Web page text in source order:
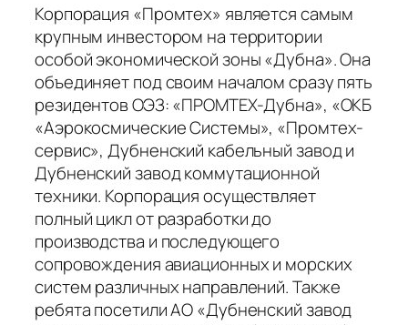
Корпорация «Промтех» является самым
крупным инвестором на территории
особой экономической зоны «Дубна». Она
объединяет под своим началом сразу пять
резидентов ОЭЗ: «ПРОМТЕХ-Дубна», «ОКБ
«Аэрокосмические Системы», «Промтех-
сервис», Дубненский кабельный завод и
Дубненский завод коммутационной
техники. Корпорация осуществляет
полный цикл от разработки до
производства и последующего
сопровождения авиационных и морских
систем различных направлений. Также
ребята посетили АО «Дубненский завод